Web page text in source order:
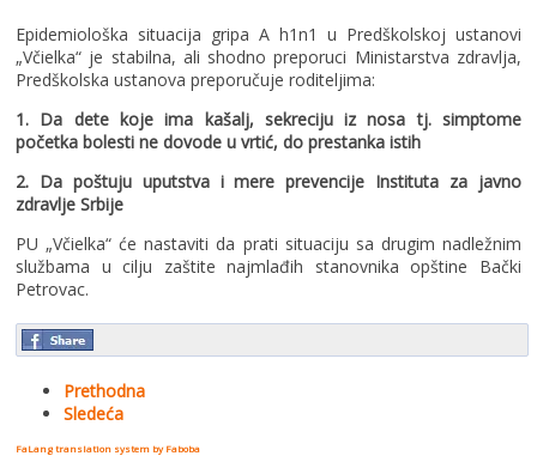
Epidemiološka situacija gripa A h1n1 u Predškolskoj ustanovi
„Včielka“ je stabilna, ali shodno preporuci Ministarstva zdravlja,
Predškolska ustanova preporučuje roditeljima:
1. Da dete koje ima kašalj, sekreciju iz nosa tj. simptome
početka bolesti ne dovode u vrtić, do prestanka istih
2. Da poštuju uputstva i mere prevencije Instituta za javno
zdravlje Srbije
PU „Včielka“ će nastaviti da prati situaciju sa drugim nadležnim
službama u cilju zaštite najmlađih stanovnika opštine Bački
Petrovac.
Prethodna
Sledeća
FaLang translation system by Faboba